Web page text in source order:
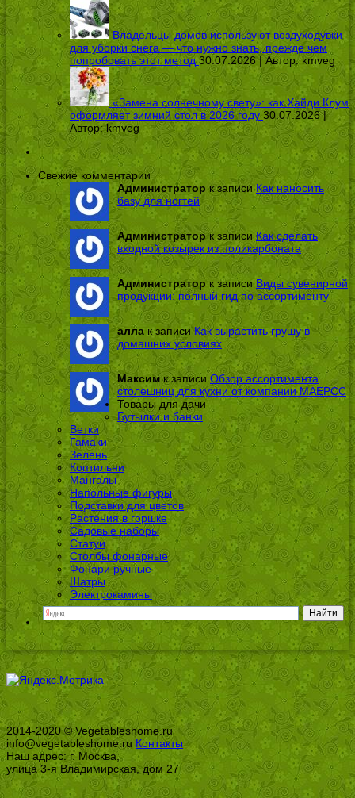
Владельцы домов используют воздуходувки
для уборки снега — что нужно знать, прежде чем
попробовать этот метод 30.07.2026 | Автор: kmveg
«Замена солнечному свету»: как Хайди Клум
оформляет зимний стол в 2026 году 30.07.2026 |
Автор:kmveg
Свежие комментарии
Администратор к записиКак наносить
базу для ногтей
Администраторк записиКак сделать
входной козырек из поликарбоната
Администраторк записиВиды сувенирной
продукции: полный гид по ассортименту
алла к записиКак вырастить грушу в
домашних условиях
Максимк записи Обзор ассортимента
столешниц для кухни от компании МАЕРСС
Товары для дачи
Бутылки и банки
Ветки
Гамаки
Зелень
Коптильни
Мангалы
Напольные фигуры
Подставки для цветов
Растения в горшке
Садовые наборы
Статуи
Столбы фонарные
Фонари ручные
Шатры
Электрокамины
2014-2020 © Vegetableshome.ru
info@vegetableshome.ru Контакты
Наш адрес: г. Москва,
улица 3-я Владимирская, дом 27